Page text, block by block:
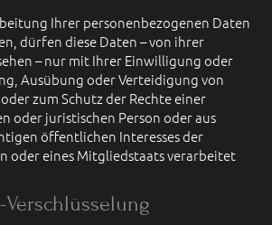
Ihrer personenbezogenen Daten
dürfen diese Daten – von ihrer
– nur mit Ihrer Einwilligung oder
Ausübung oder Verteidigung von
zum Schutz der Rechte einer
oder juristischen Person oder aus
öffentlichen Interesses der
oder eines Mitgliedstaats verarbeitet
Verschlüsselung